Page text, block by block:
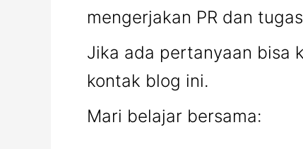
mengerjakan PR dan
Jika ada pertanyaan bisa
kontak blog ini.
Mari belajar bersama: